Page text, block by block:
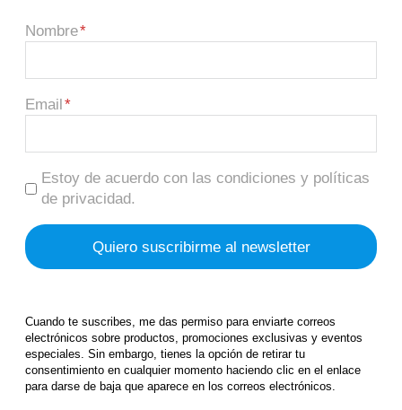
Nombre
Email
Estoy de acuerdo con las condiciones y políticas
de privacidad.
Cuando te suscribes, me das permiso para enviarte correos
electrónicos sobre productos, promociones exclusivas y eventos
especiales. Sin embargo, tienes la opción de retirar tu
consentimiento en cualquier momento haciendo clic en el enlace
para darse de baja que aparece en los correos electrónicos.